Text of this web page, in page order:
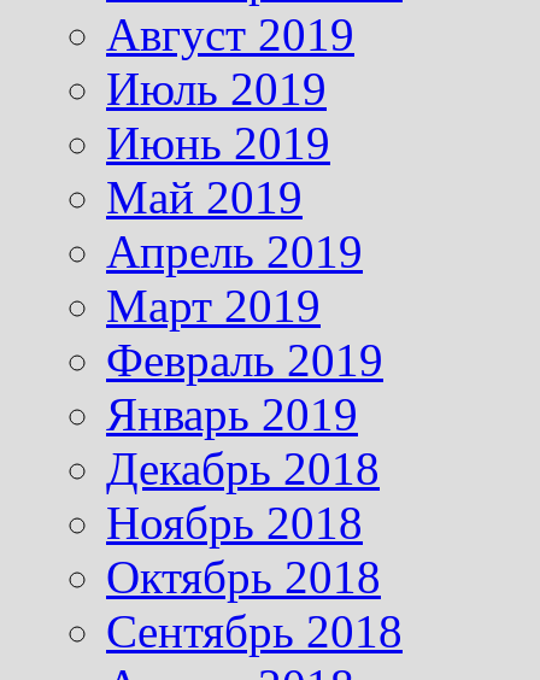
Август 2019
Июль 2019
Июнь 2019
Май 2019
Апрель 2019
Март 2019
Февраль 2019
Январь 2019
Декабрь 2018
Ноябрь 2018
Октябрь 2018
Сентябрь 2018